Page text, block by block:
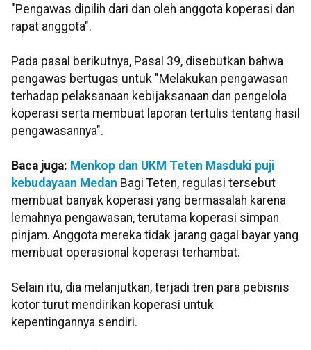
"Pengawas dipilih dari dan oleh anggota koperasi dan
rapat anggota".
Pada pasal berikutnya, Pasal 39, disebutkan bahwa
pengawas bertugas untuk "Melakukan pengawasan
terhadap pelaksanaan kebijaksanaan dan pengelola
koperasi serta membuat laporan tertulis tentang hasil
pengawasannya".
Baca juga: Menkop dan UKM Teten Masduki puji
kebudayaan Medan Bagi Teten, regulasi tersebut
membuat banyak koperasi yang bermasalah karena
lemahnya pengawasan, terutama koperasi simpan
pinjam. Anggota mereka tidak jarang gagal bayar yang
membuat operasional koperasi terhambat.
Selain itu, dia melanjutkan, terjadi tren para pebisnis
kotor turut mendirikan koperasi untuk
kepentingannya sendiri.